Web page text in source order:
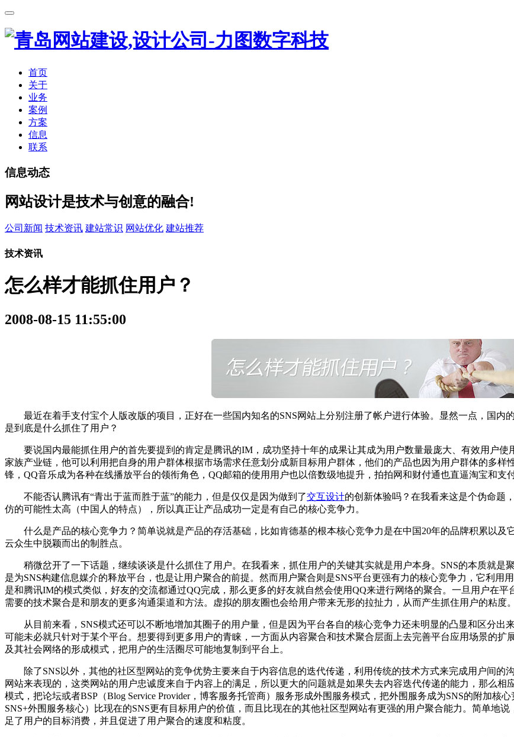
首页
关于
业务
案例
方案
信息
联系
信息动态
网站设计是技术与创意的融合!
公司新闻 技术资讯 建站常识 网站优化 建站推荐
技术资讯
怎么样才能抓住用户？
2008-08-15 11:55:00
最近在着手支付宝个人版改版的项目，正好在一些国内知名的SNS网站上分别注册了帐户进行体验。显然一点，国内
是到底是什么抓住了用户？
要说国内最能抓住用户的首先要提到的肯定是腾讯的IM，成功坚持十年的成果让其成为用户数量最庞大、有效用户使
家族产业链，他可以利用把自身的用户群体根据市场需求任意划分成新目标用户群体，他们的产品也因为用户群体的多
锋，QQ音乐成为各种在线播放平台的领衔角色，QQ邮箱的使用用户也以倍数级地提升，拍拍网和财付通也直逼淘宝和支付
不能否认腾讯有“青出于蓝而胜于蓝”的能力，但是仅仅是因为做到了交互设计的创新体验吗？在我看来这是个伪命题
仿的可能性太高（中国人的特点），所以真正让产品成功一定是有自己的核心竞争力。
什么是产品的核心竞争力？简单说就是产品的存活基础，比如肯德基的根本核心竞争力是在中国20年的品牌积累以及
云众生中脱颖而出的制胜点。
稍微岔开了一下话题，继续谈谈是什么抓住了用户。在我看来，抓住用户的关键其实就是用户本身。SNS的本质就是
是为SNS构建信息媒介的释放平台，也是让用户聚合的前提。然而用户聚合则是SNS平台更强有力的核心竞争力，它利
是和腾讯IM的模式类似，好友的交流都通过QQ完成，那么更多的好友就自然会使用QQ来进行网络的聚合。一旦用户在
需要的技术聚合是和朋友的更多沟通渠道和方法。虚拟的朋友圈也会给用户带来无形的拉扯力，从而产生抓住用户的粘度。
从目前来看，SNS模式还可以不断地增加其圈子的用户量，但是因为平台各自的核心竞争力还未明显的凸显和区分出
可能未必就只针对于某个平台。想要得到更多用户的青睐，一方面从内容聚合和技术聚合层面上去完善平台应用场景的
及其社会网络的形成模式，把用户的生活圈尽可能地复制到平台上。
除了SNS以外，其他的社区型网站的竞争优势主要来自于内容信息的迭代传递，利用传统的技术方式来完成用户间的
网站来表现的，这类网站的用户忠诚度来自于内容上的满足，所以更大的问题就是如果失去内容迭代传递的能力，那么
模式，把论坛或者BSP（Blog Service Provider，博客服务托管商）服务形成外围服务模式，把外围服务成为SNS的附加核
SNS+外围服务核心）比现在的SNS更有目标用户的价值，而且比现在的其他社区型网站有更强的用户聚合能力。简单地
足了用户的目标消费，并且促进了用户聚合的速度和粘度。